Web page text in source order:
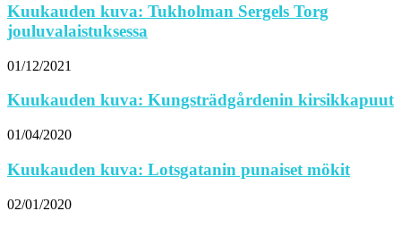
Kuukauden kuva: Tukholman Sergels Torg
jouluvalaistuksessa
01/12/2021
Kuukauden kuva: Kungsträdgårdenin kirsikkapuut
01/04/2020
Kuukauden kuva: Lotsgatanin punaiset mökit
02/01/2020